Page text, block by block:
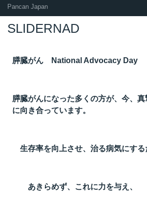
Pancan Japan
SLIDERNAD
膵臓がん National Advocacy Day
膵臓がんになった多くの方が、今、
に向き合っています。
生存率を向上させ、治る病気にす
あきらめず、これに力を与え